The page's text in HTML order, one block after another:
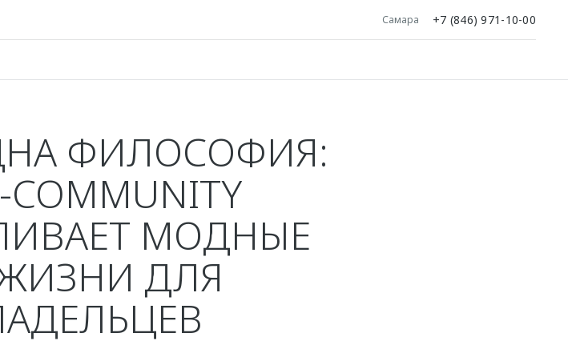
Самара +7 (846) 971-10-00
ФИЛОСОФИЯ:
МОДНЫЕ
ДЛЯ